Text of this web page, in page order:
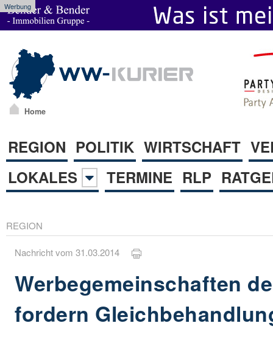
Werbung
Home
REGION POLITIK WIRTSCHAFT
LOKALES
TERMINE RLP
REGION
Nachricht vom 31.03.2014
Werbegemeinschaften
fordern